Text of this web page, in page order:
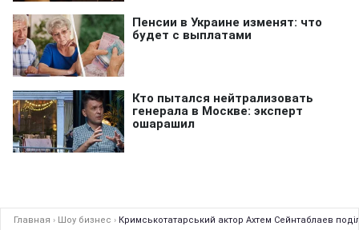
Главная › Шоу бизнес › Кримськотатарський актор Ахтем Сейнтаблаев